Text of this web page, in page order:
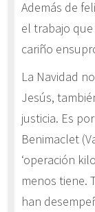
Además de
el trabajo
cariño
La Navidad
Jesús,
justicia. Es
Benimaclet
‘operación
menos tiene.
han